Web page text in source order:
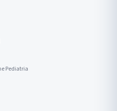
Pediatria